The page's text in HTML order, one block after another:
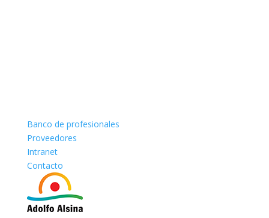
Banco de profesionales
Proveedores
Intranet
Contacto